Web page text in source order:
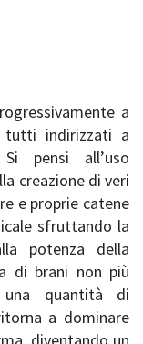
a
tutti indirizzati a
pensi all’uso
creazione di veri
e proprie catene
sfruttando la
potenza della
di brani non più
quantità di
a dominare
diventando un